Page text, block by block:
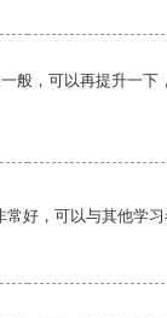
般，可以再提升一下
好，可以与其他学习